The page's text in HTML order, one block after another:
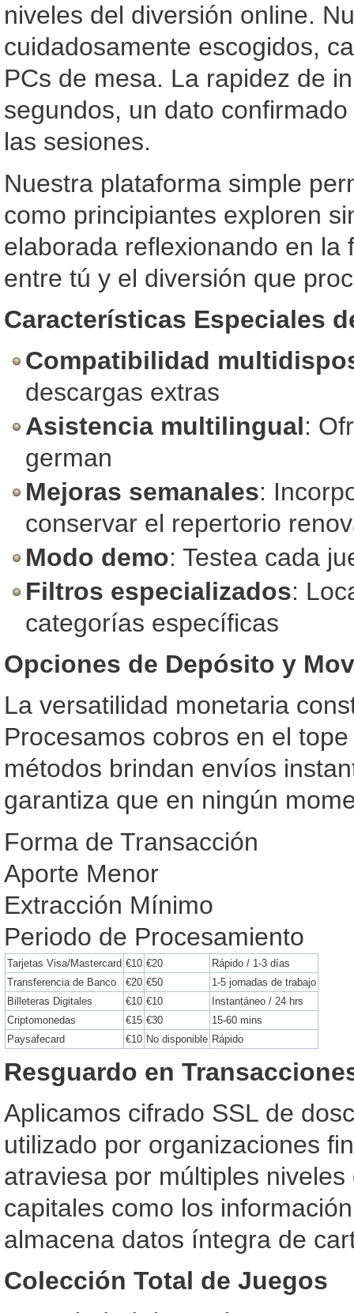
niveles del diversión online.
cuidadosamente escogidos,
PCs de mesa. La rapidez de
segundos, un dato
las sesiones.
Nuestra plataforma simple
como principiantes exploren
elaborada reflexionando en
entre tú y el diversión que
Características Especiales
Compatibilidad
descargas extras
Asistencia multilingual:
german
Mejoras semanales:
conservar el repertorio
Modo demo: Testea cada
Filtros especializados:
categorías específicas
Opciones de Depósito y
La versatilidad monetaria
Procesamos cobros en el
métodos brindan envíos
garantiza que en ningún
Forma de Transacción
Aporte Menor
Extracción Mínimo
Periodo de Procesamiento
Tarjetas Visa/Mastercard €10 €20
Rápido / 1-3 días
Transferencia de Banco
€20 €50
1-5 jornadas de trabajo
Billeteras Digitales
€10 €10
Instantáneo / 24 hrs
Criptomonedas
€15 €30
15-60 mins
Paysafecard
€10 No disponible Rápido
Resguardo en
Aplicamos cifrado SSL de
utilizado por organizaciones
atraviesa por múltiples
capitales como los
almacena datos íntegra de
Colección Total de Juegos